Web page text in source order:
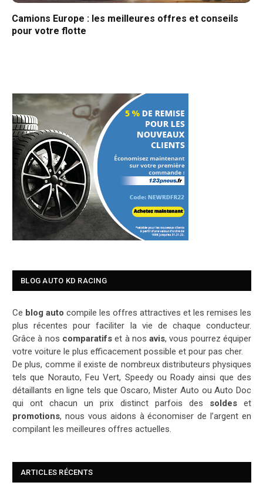
Camions Europe : les meilleures offres et conseils
pour votre flotte
BLOG AUTO KD RACING
Ce blog auto compile les offres attractives et les remises les
plus récentes pour faciliter la vie de chaque conducteur.
Grâce à nos comparatifset à nosavis, vous pourrez équiper
votre voiture le plus efficacement possible et pour pas cher.
De plus, comme il existe de nombreux distributeurs physiques
tels que Norauto, Feu Vert, Speedy ou Roady ainsi que des
détaillants en ligne tels que Oscaro, Mister Auto ou Auto Doc
qui ont chacun un prix distinct parfois des soldeset
promotions, nous vous aidons à économiser de l’argent en
compilant les meilleures offres actuelles.
ARTICLES RÉCENTS